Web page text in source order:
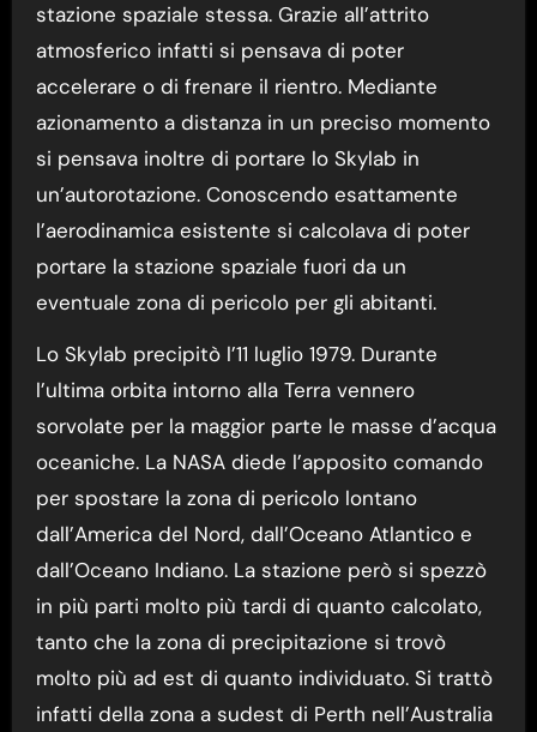
stazione spaziale stessa. Grazie all’attrito
atmosferico infatti si pensava di poter
accelerare o di frenare il rientro. Mediante
azionamento a distanza in un preciso momento
si pensava inoltre di portare lo Skylab in
un’autorotazione. Conoscendo esattamente
l’aerodinamica esistente si calcolava di poter
portare la stazione spaziale fuori da un
eventuale zona di pericolo per gli abitanti.
Lo Skylab precipitò l’11 luglio 1979. Durante
l’ultima orbita intorno alla Terra vennero
sorvolate per la maggior parte le masse d’acqua
oceaniche. La NASA diede l’apposito comando
per spostare la zona di pericolo lontano
dall’America del Nord, dall’Oceano Atlantico e
dall’Oceano Indiano. La stazione però si spezzò
in più parti molto più tardi di quanto calcolato,
tanto che la zona di precipitazione si trovò
molto più ad est di quanto individuato. Si trattò
infatti della zona a sudest di Perth nell’Australia